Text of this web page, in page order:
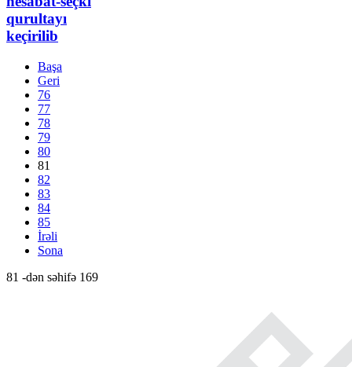
qurultayı
keçirilib
Başa
Geri
76
77
78
79
80
81
82
83
84
85
İrəli
Sona
81 -dən səhifə 169